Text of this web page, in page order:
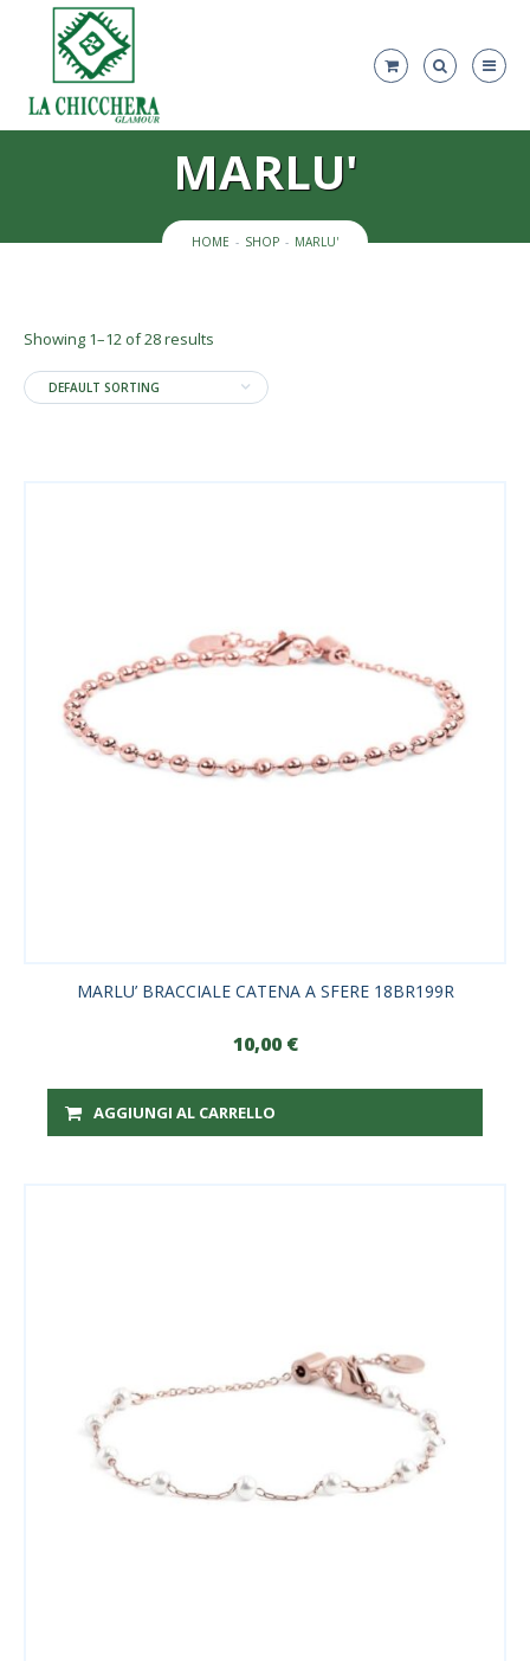
MARLU'
HOME SHOP MARLU'
Showing 1–12 of 28 results
DEFAULT SORTING
MARLU’ BRACCIALE CATENA A SFERE 18BR199R
10,00 €
AGGIUNGI AL CARRELLO